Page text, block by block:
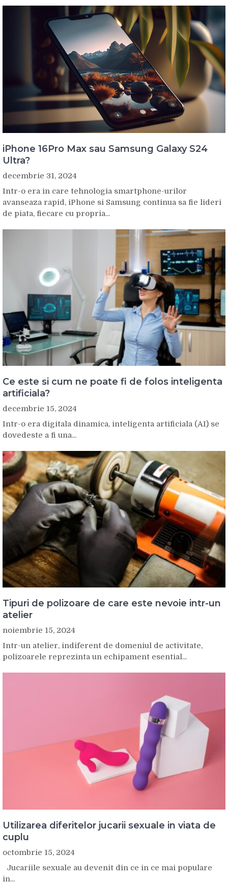
iPhone 16Pro Max sau Samsung Galaxy S24
Ultra?
decembrie 31, 2024
Intr-o era in care tehnologia smartphone-urilor
avanseaza rapid, iPhone si Samsung continua sa fie lideri
de piata, fiecare cu propria...
Ce este si cum ne poate fi de folos inteligenta
artificiala?
decembrie 15, 2024
Intr-o era digitala dinamica, inteligenta artificiala (AI) se
dovedeste a fi una...
Tipuri de polizoare de care este nevoie intr-un
atelier
noiembrie 15, 2024
Intr-un atelier, indiferent de domeniul de activitate,
polizoarele reprezinta un echipament esential...
Utilizarea diferitelor jucarii sexuale in viata de
cuplu
octombrie 15, 2024
Jucariile sexuale au devenit din ce in ce mai populare
in...